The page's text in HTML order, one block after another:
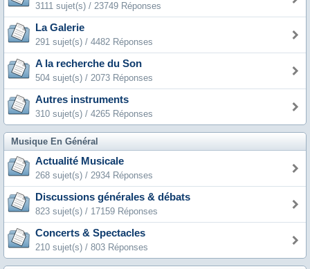
3111 sujet(s) / 23749 Réponses
La Galerie
291 sujet(s) / 4482 Réponses
A la recherche du Son
504 sujet(s) / 2073 Réponses
Autres instruments
310 sujet(s) / 4265 Réponses
Musique En Général
Actualité Musicale
268 sujet(s) / 2934 Réponses
Discussions générales & débats
823 sujet(s) / 17159 Réponses
Concerts & Spectacles
210 sujet(s) / 803 Réponses